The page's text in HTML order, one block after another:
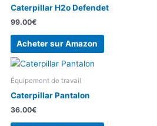
Caterpillar H2o Defendet
99.00€
Acheter sur Amazon
Équipement de travail
Caterpillar Pantalon
36.00€